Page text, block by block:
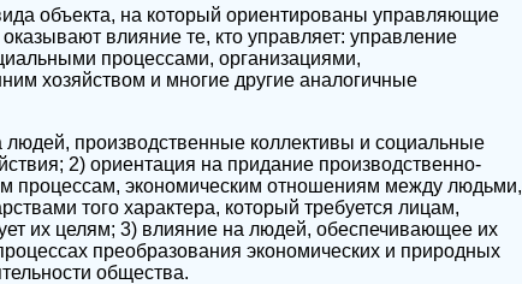
объекта, на который ориентированы управляющие
влияние те, кто управляет: управление
процессами, организациями,
хозяйством и многие другие аналогичные
людей, производственные коллективы и социальные
2) ориентация на придание производственно-
процессам, экономическим отношениям между людьми,
того характера, который требуется лицам,
их целям; 3) влияние на людей, обеспечивающее их
преобразования экономических и природных
общества.